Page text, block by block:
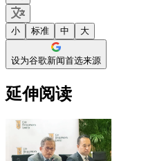
小 标准 中 大
设为谷歌新闻首选来源
延伸阅读